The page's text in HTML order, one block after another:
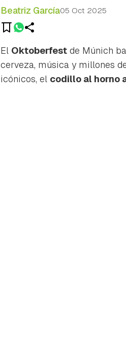
Beatriz García05 Oct 2025
El Oktoberfest de Múnich
cerveza, música y millones
icónicos, el codillo al horno